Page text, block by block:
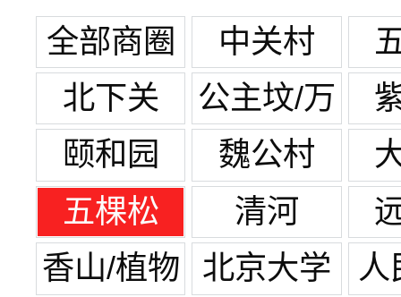
全部商圈
中关村
北下关
公主坟/万
寿路
颐和园
魏公村
五棵松
清河
香山/植物
北京大学
人